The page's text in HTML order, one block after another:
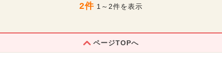
2件 1～2件を表示
ページTOPへ